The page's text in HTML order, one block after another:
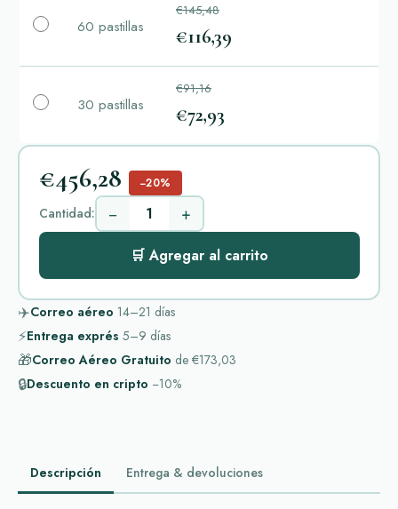
60 pastillas
€145,48
€116,39
30 pastillas
€91,16
€72,93
€456,28 −20%
Cantidad: − +
🛒 Agregar al carrito
✈️Correo aéreo 14–21 días
⚡Entrega exprés 5–9 días
🎁Correo Aéreo Gratuito de €173,03
🔒Descuento en cripto −10%
Descripción Entrega & devoluciones